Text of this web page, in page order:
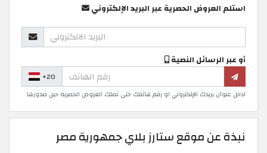
استلم العروض الحصرية عبر البريد الإلكتروني
أو عبر الرسائل النصية
+20
ادخل عنوان بريدك الإلكتروني او رقم هاتفك حتى تصلك العروض الحصرية حين صدورها
نبذة عن موقع ستارز بلاي جمهورية مصر